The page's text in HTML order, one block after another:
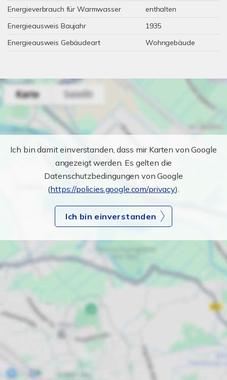
Energieverbrauch für Warmwasser
enthalten
Energieausweis Baujahr
1935
Energieausweis Gebäudeart
Wohngebäude
Ich bin damit einverstanden, dass mir Karten von Google
angezeigt werden. Es gelten die
Datenschutzbedingungen von Google
(https://policies.google.com/privacy).
Ich bin einverstanden